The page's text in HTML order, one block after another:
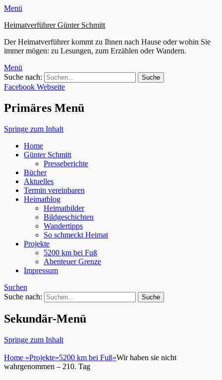
Menü
Heimatverführer Günter Schmitt
Der Heimatverführer kommt zu Ihnen nach Hause oder wohin Sie
immer mögen: zu Lesungen, zum Erzählen oder Wandern.
Menü
Suche nach:
Facebook Webseite
Primäres Menü
Springe zum Inhalt
Home
Günter Schmitt
Presseberichte
Bücher
Aktuelles
Termin vereinbaren
Heimatblog
Heimatbilder
Bildgeschichten
Wandertipps
So schmeckt Heimat
Projekte
5200 km bei Fuß
Abenteuer Grenze
Impressum
Suchen
Suche nach:
Sekundär-Menü
Springe zum Inhalt
Home »Projekte»5200 km bei Fuß»Wir haben sie nicht
wahrgenommen – 210. Tag